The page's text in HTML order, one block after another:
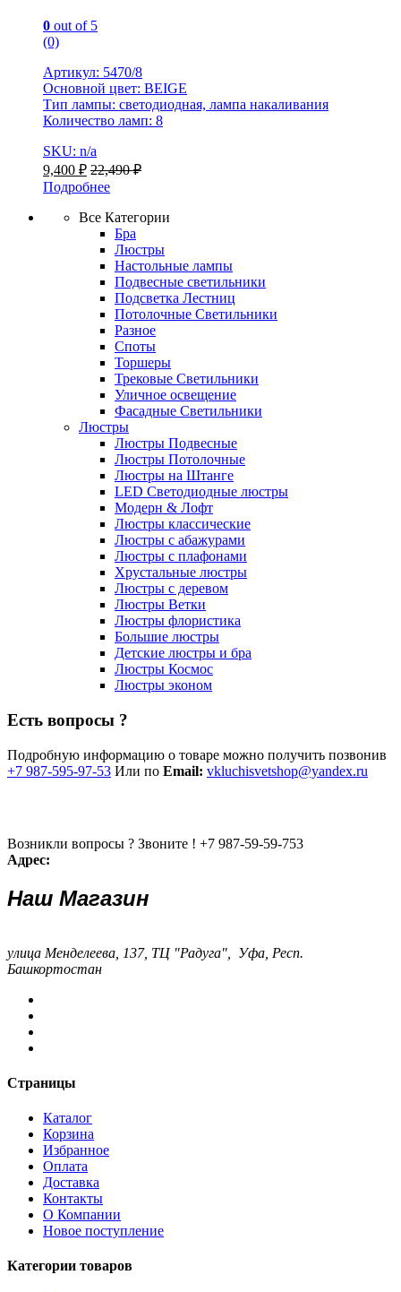
0 out of 5
(0)
Артикул: 5470/8
Основной цвет: BEIGE
Тип лампы: светодиодная, лампа накаливания
Количество ламп: 8
SKU: n/a
9,400 ₽ 22,490₽
Подробнее
Все Категории
Бра
Люстры
Настольные лампы
Подвесные светильники
Подсветка Лестниц
Потолочные Светильники
Разное
Споты
Торшеры
Трековые Светильники
Уличное освещение
Фасадные Светильники
Люстры
Люстры Подвесные
Люстры Потолочные
Люстры на Штанге
LED Светодиодные люстры
Модерн & Лофт
Люстры классические
Люстры с абажурами
Люстры с плафонами
Хрустальные люстры
Люстры с деревом
Люстры Ветки
Люстры флористика
Большие люстры
Детские люстры и бра
Люстры Космос
Люстры эконом
Есть вопросы ?
Подробную информацию о товаре можно получить позвонив
+7 987-595-97-53 Или по Email: vkluchisvetshop@yandex.ru
Возникли вопросы ? Звоните ! +7 987-59-59-753
Адрес:
Наш Магазин
улица Менделеева, 137, ТЦ "Радуга", Уфа, Респ.
Башкортостан
Страницы
Каталог
Корзина
Избранное
Оплата
Доставка
Контакты
О Компании
Новое поступление
Категории товаров